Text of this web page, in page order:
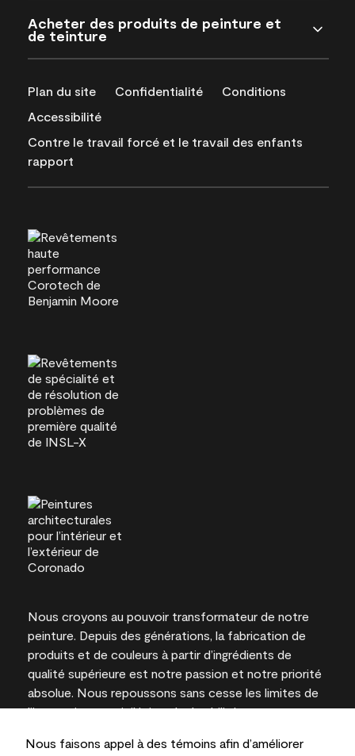
Nous faisons appel à des témoins afin d’améliorer
Acheter des produits de peinture et
de teinture
Plan du site Confidentialité
Conditions
Accessibilité
Contre le travail forcé et le travail des enfants
rapport
Nous croyons au pouvoir transformateur de notre
peinture. Depuis des générations, la fabrication de
produits et de couleurs à partir d’ingrédients de
qualité supérieure est notre passion et notre priorité
absolue. Nous repoussons sans cesse les limites de
l’innovation et privilégions la durabilité pour
l’expertise locale.